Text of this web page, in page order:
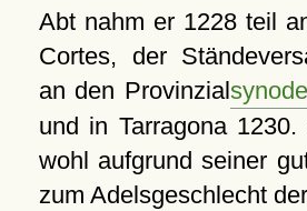
Abt nahm er 1228 teil
Cortes, der
an den Provinzial
und in Tarragona
wohl aufgrund seiner
zum Adelsgeschlecht